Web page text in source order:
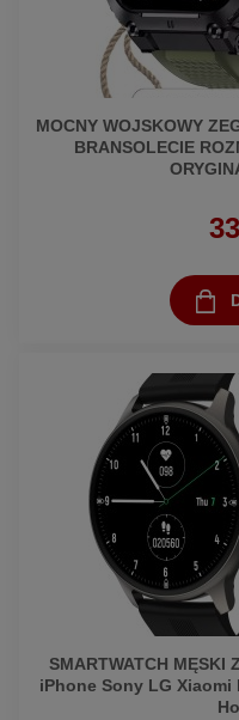
MOCNY WOJSKOWY
BRANSOLECIE
SMARTWATCH MĘSKI
iPhone Sony LG